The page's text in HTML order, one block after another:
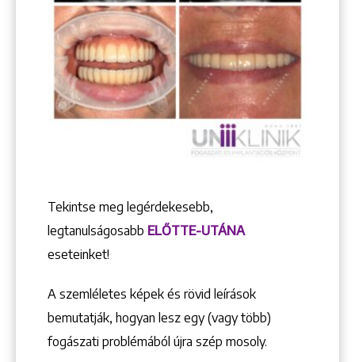
Tekintse meg legérdekesebb,
legtanulságosabb ELŐTTE-UTÁNA
eseteinket!
A szemléletes képek és rövid leírások
bemutatják, hogyan lesz egy (vagy több)
fogászati problémából újra szép mosoly.